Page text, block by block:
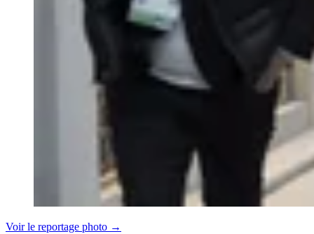
Voir le reportage photo →